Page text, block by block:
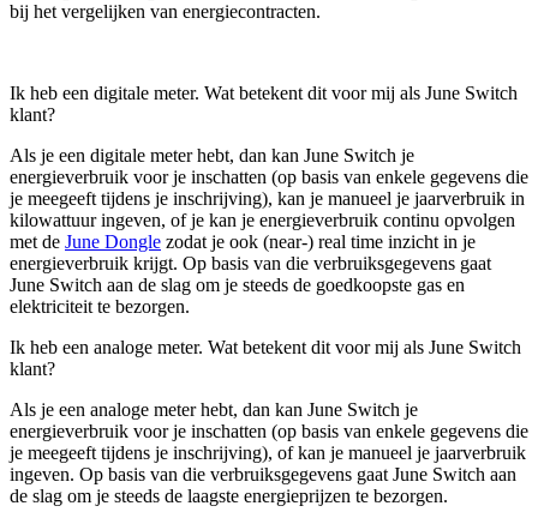
bij het vergelijken van energiecontracten.
Ik heb een digitale meter. Wat betekent dit voor mij als June Switch
klant?
Als je een digitale meter hebt, dan kan June Switch je
energieverbruik voor je inschatten (op basis van enkele gegevens die
je meegeeft tijdens je inschrijving), kan je manueel je jaarverbruik in
kilowattuur ingeven, of je kan je energieverbruik continu opvolgen
met de June Dongle zodat je ook (near-) real time inzicht in je
energieverbruik krijgt. Op basis van die verbruiksgegevens gaat
June Switch aan de slag om je steeds de goedkoopste gas en
elektriciteit te bezorgen.
Ik heb een analoge meter. Wat betekent dit voor mij als June Switch
klant?
Als je een analoge meter hebt, dan kan June Switch je
energieverbruik voor je inschatten (op basis van enkele gegevens die
je meegeeft tijdens je inschrijving), of kan je manueel je jaarverbruik
ingeven. Op basis van die verbruiksgegevens gaat June Switch aan
de slag om je steeds de laagste energieprijzen te bezorgen.